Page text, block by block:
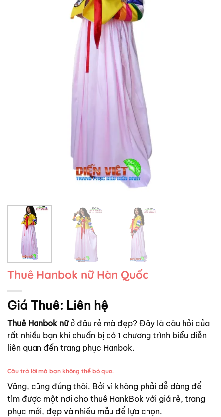
Thuê Hanbok nữ Hàn Quốc
Giá Thuê: Liên hệ
Thuê Hanbok nữở đâu rẻ mà đẹp? Đây là câu hỏi của
rất nhiều bạn khi chuẩn bị có 1 chương trình biểu diễn
liên quan đến trang phục Hanbok.
Câu trả lời mà bạn không thể bỏ qua.
Vâng, cũng đúng thôi. Bởi vì không phải dễ dàng để
tìm được một nơi cho thuê HankBok với giá rẻ, trang
phục mới, đẹp và nhiều mẫu để lựa chọn.